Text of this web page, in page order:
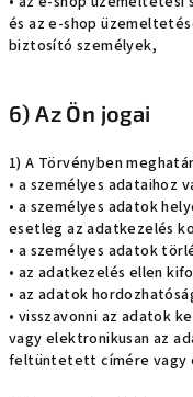
és az e-shop
biztosító személyek,
6) Az Ön jogai
1) A Törvényben
• a személyes adataihoz
• a személyes adatok
esetleg az adatkezelés
• a személyes adatok
• az adatkezelés ellen
• az adatok
• visszavonni az adatok
vagy elektronikusan az
feltüntetett címére vagy